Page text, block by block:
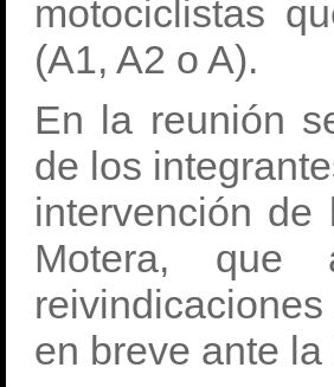
motociclistas
(A1, A2 o A).
En la reunión
de los
intervención de
Motera, que
en breve ante la